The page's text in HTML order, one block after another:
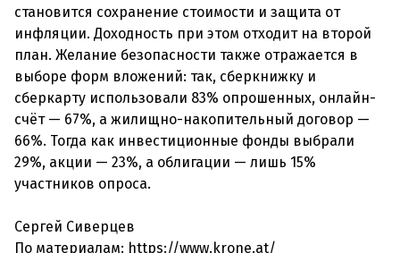
становится сохранение стоимости и защита от
инфляции. Доходность при этом отходит на второй
план. Желание безопасности также отражается в
выборе форм вложений: так, сберкнижку и
сберкарту использовали 83% опрошенных, онлайн-
счёт — 67%, а жилищно-накопительный договор —
66%. Тогда как инвестиционные фонды выбрали
29%, акции — 23%, а облигации — лишь 15%
участников опроса.
Сергей Сиверцев
По материалам: https://www.krone.at/